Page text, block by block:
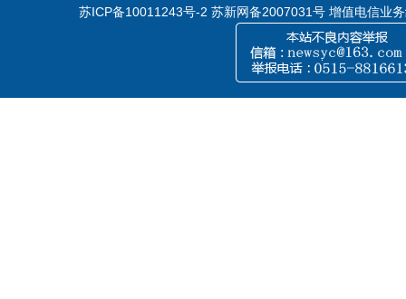
苏ICP备10011243号-2 苏新网备2007031号 增值电信业